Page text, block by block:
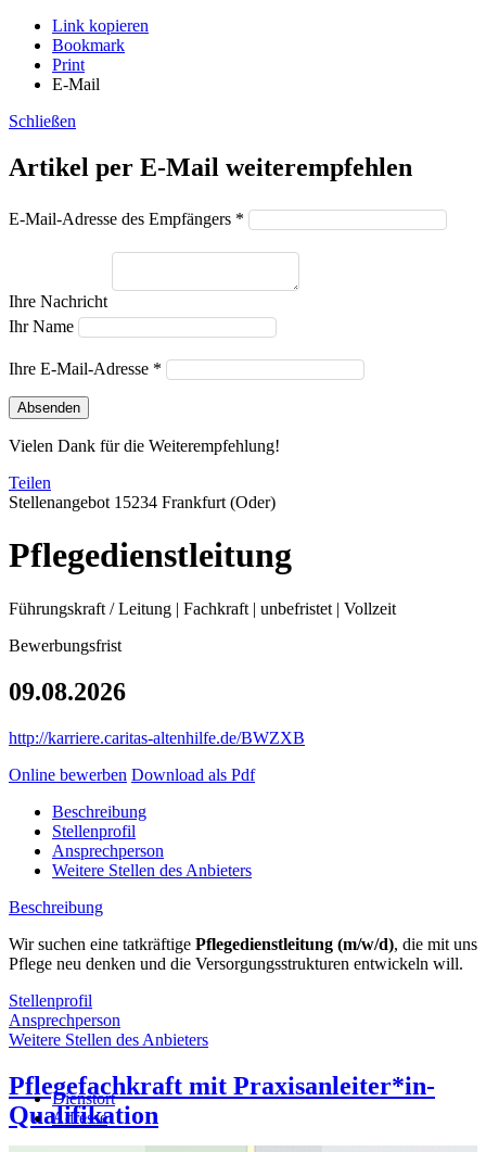
Link kopieren
Bookmark
Print
E-Mail
Schließen
Artikel per E-Mail weiterempfehlen
E-Mail-Adresse des Empfängers *
Ihre Nachricht
Ihr Name
Ihre E-Mail-Adresse *
Absenden
Vielen Dank für die Weiterempfehlung!
Teilen
Stellenangebot 15234 Frankfurt (Oder)
Pflegedienstleitung
Führungskraft / Leitung | Fachkraft | unbefristet | Vollzeit
Bewerbungsfrist
09.08.2026
http://karriere.caritas-altenhilfe.de/BWZXB
Online bewerben Download als Pdf
Beschreibung
Stellenprofil
Ansprechperson
Weitere Stellen des Anbieters
Beschreibung
Wir suchen eine tatkräftige Pflegedienstleitung (m/w/d), die mit uns
Pflege neu denken und die Versorgungsstrukturen entwickeln will.
Stellenprofil
Das sind Ihre Tätigkeiten
Verantwortung für die Qualität der Pflege
Mitwirkung bei der Gestaltung der Versorgungsstrukturen und
bei der Budgetsteuerung
Führung, Anleitung und Unterstützung unserer
Ansprechperson
Caritas-Seniorenzentrum Albert Hirsch
Servicewohnen, Kurzzeitpflege, Tagespflege, Seniorenheim
Prager Straße 18a
Weitere Stellen des Anbieters
Pflegefachkraft mit Praxisanleiter*in-
Qualifikation
Dienstort
Adresse